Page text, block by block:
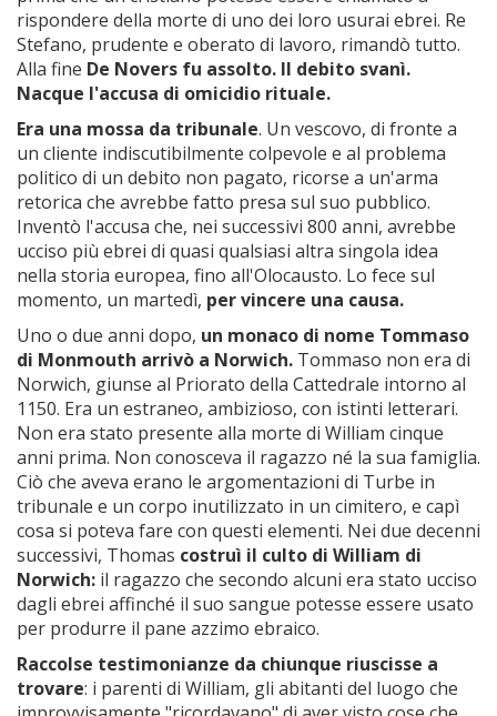
rispondere della morte di uno dei loro usurai ebrei. Re
Stefano, prudente e oberato di lavoro, rimandò tutto.
Alla fine De Novers fu assolto. Il debito svanì.
Nacque l'accusa di omicidio rituale.
Era una mossa da tribunale. Un vescovo, di fronte a
un cliente indiscutibilmente colpevole e al problema
politico di un debito non pagato, ricorse a un'arma
retorica che avrebbe fatto presa sul suo pubblico.
Inventò l'accusa che, nei successivi 800 anni, avrebbe
ucciso più ebrei di quasi qualsiasi altra singola idea
nella storia europea, fino all'Olocausto. Lo fece sul
momento, un martedì, per vincere una causa.
Uno o due anni dopo, un monaco di nome Tommaso
di Monmouth arrivò a Norwich. Tommaso non era di
Norwich, giunse al Priorato della Cattedrale intorno al
1150. Era un estraneo, ambizioso, con istinti letterari.
Non era stato presente alla morte di William cinque
anni prima. Non conosceva il ragazzo né la sua famiglia.
Ciò che aveva erano le argomentazioni di Turbe in
tribunale e un corpo inutilizzato in un cimitero, e capì
cosa si poteva fare con questi elementi. Nei due decenni
successivi, Thomas costruì il culto di William di
Norwich: il ragazzo che secondo alcuni era stato ucciso
dagli ebrei affinché il suo sangue potesse essere usato
per produrre il pane azzimo ebraico.
Raccolse testimonianze da chiunque riuscisse a
trovare: i parenti di William, gli abitanti del luogo che